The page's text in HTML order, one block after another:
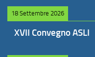
18 Settembre 2026
XVII Convegno ASLI